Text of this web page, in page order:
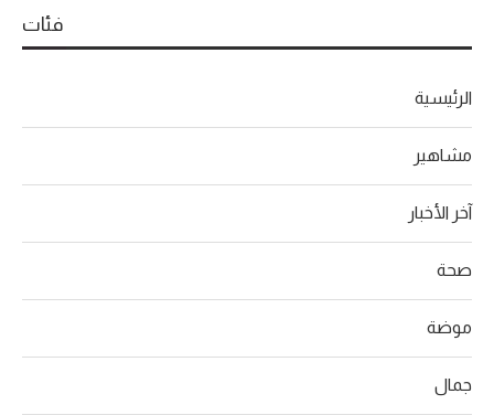
فئات
الرئيسية
مشاهير
آخر الأخبار
صحة
موضة
جمال